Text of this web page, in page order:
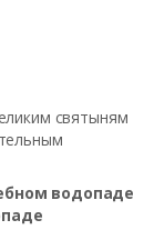
святыням
водопаде